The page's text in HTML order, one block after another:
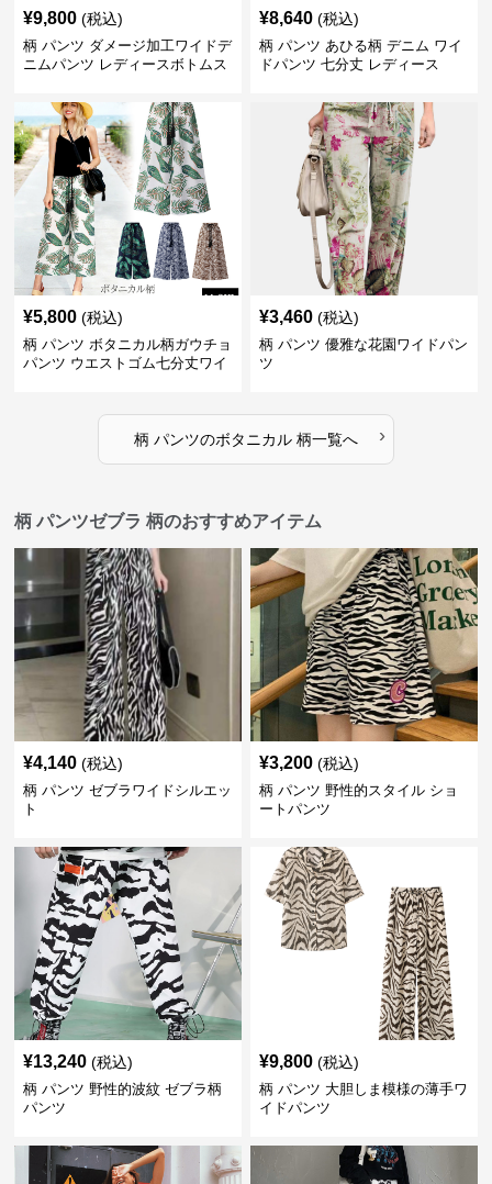
¥9,800 (税込)
柄 パンツ ダメージ加工ワイドデ
ニムパンツ レディースボトムス
¥8,640 (税込)
柄 パンツ あひる柄 デニム ワイ
ドパンツ 七分丈 レディース
¥5,800 (税込)
柄 パンツ ボタニカル柄ガウチョ
パンツ ウエストゴム七分丈ワイ
¥3,460 (税込)
柄 パンツ 優雅な花園ワイドパン
ツ
柄 パンツのボタニカル 柄一覧へ ›
柄 パンツゼブラ 柄のおすすめアイテム
¥4,140 (税込)
柄 パンツ ゼブラワイドシルエッ
ト
¥3,200 (税込)
柄 パンツ 野性的スタイル ショ
ートパンツ
¥13,240 (税込)
柄 パンツ 野性的波紋 ゼブラ柄
パンツ
¥9,800 (税込)
柄 パンツ 大胆しま模様の薄手ワ
イドパンツ